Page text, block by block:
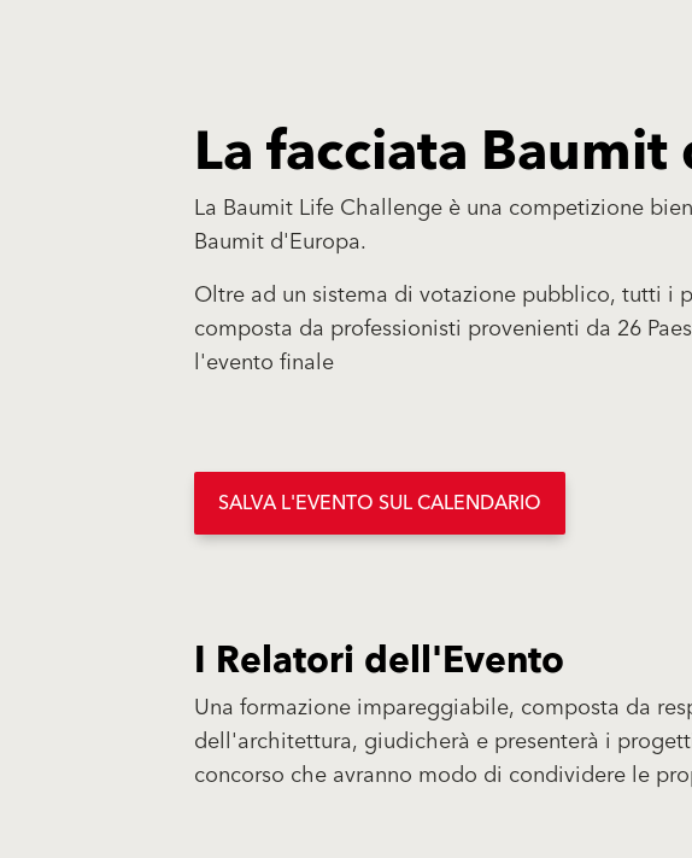
La facciata
La Baumit Life Challenge è una competizione
Baumit d'Europa.
Oltre ad un sistema di votazione pubblico, tutti i
composta da professionisti provenienti da 26
l'evento finale
SALVA L'EVENTO SUL CALENDARIO
I Relatori dell'Evento
Una formazione impareggiabile, composta da
dell'architettura, giudicherà e presenterà i
concorso che avranno modo di condividere le